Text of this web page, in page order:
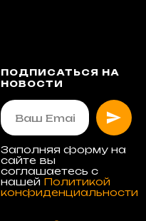
ПОДПИСАТЬСЯ НА
НОВОСТИ
Заполняя форму на
сайте вы
соглашаетесь с
нашей Политикой
конфиденциальности